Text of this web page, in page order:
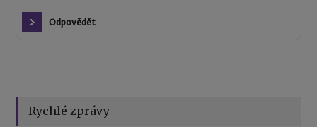
Odpovědět
Rychlé zprávy